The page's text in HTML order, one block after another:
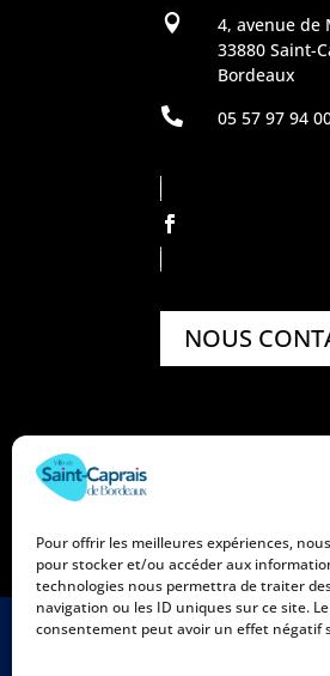
Pour offrir les meilleures expériences,
pour stocker et/ou accéder aux
technologies nous permettra de traiter
navigation ou les ID uniques sur ce site.
consentement peut avoir un effet négatif

4, avenue de
33880 Saint-
Bordeaux
 05 57 97 94
NOUS